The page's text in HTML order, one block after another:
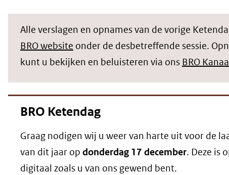
Alle verslagen en opnames van de vorige
BRO website onder de desbetreffende sessie.
kunt u bekijken en beluisteren via ons BRO
BRO Ketendag
Graag nodigen wij u weer van harte uit voor de
van dit jaar op donderdag 17 december. Deze is
digitaal zoals u van ons gewend bent.